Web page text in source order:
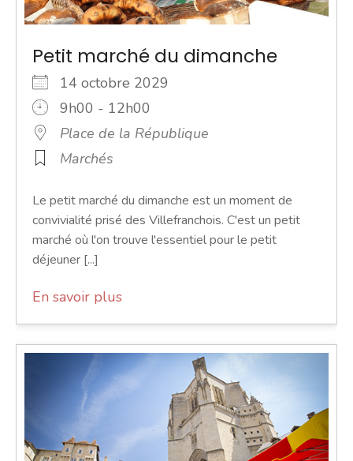
Petit marché du dimanche
14 octobre 2029
9h00 - 12h00
Place de la République
Marchés
Le petit marché du dimanche est un moment de
convivialité prisé des Villefranchois. C'est un petit
marché où l'on trouve l'essentiel pour le petit
déjeuner [...]
En savoir plus